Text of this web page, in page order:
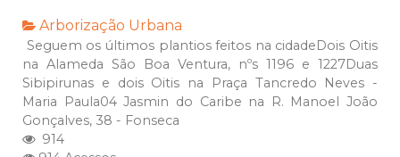
Arborização Urbana
Seguem os últimos plantios feitos na cidadeDois Oitis
na Alameda São Boa Ventura, nºs 1196 e 1227Duas
Sibipirunas e dois Oitis na Praça Tancredo Neves -
Maria Paula04 Jasmin do Caribe na R. Manoel João
Gonçalves, 38 - Fonseca
914